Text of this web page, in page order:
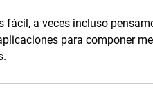
fácil, a veces incluso
para componer